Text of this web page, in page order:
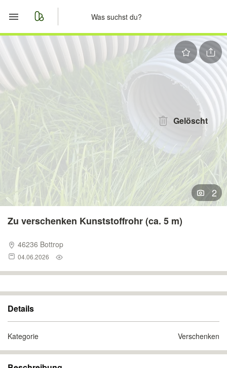
Start
Merkliste
Gelöscht
2
Zu verschenken Kunststoffrohr (ca. 5 m)
46236 Bottrop
04.06.2026
Details
Kategorie Verschenken